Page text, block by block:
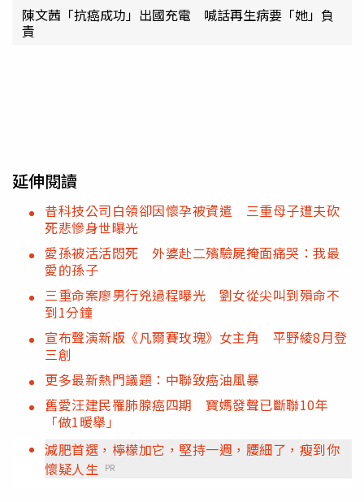
陳文茜「抗癌成功」出國充電 喊話再生病要「她」負
責
延伸閱讀
昔科技公司白領卻因懷孕被資遣 三重母子遭夫砍
死悲慘身世曝光
愛孫被活活悶死 外婆赴二殯驗屍掩面痛哭：我最
愛的孫子
三重命案廖男行兇過程曝光 劉女從尖叫到殞命不
到1分鐘
宣布聲演新版《凡爾賽玫瑰》女主角 平野綾8月登
三創
更多最新熱門議題：中聯致癌油風暴
舊愛汪建民罹肺腺癌四期 寶媽發聲已斷聯10年
「做1暖舉」
減肥首選，檸檬加它，堅持一週，腰細了，瘦到你
懷疑人生 PR